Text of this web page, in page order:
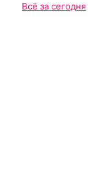
Всё за сегодня